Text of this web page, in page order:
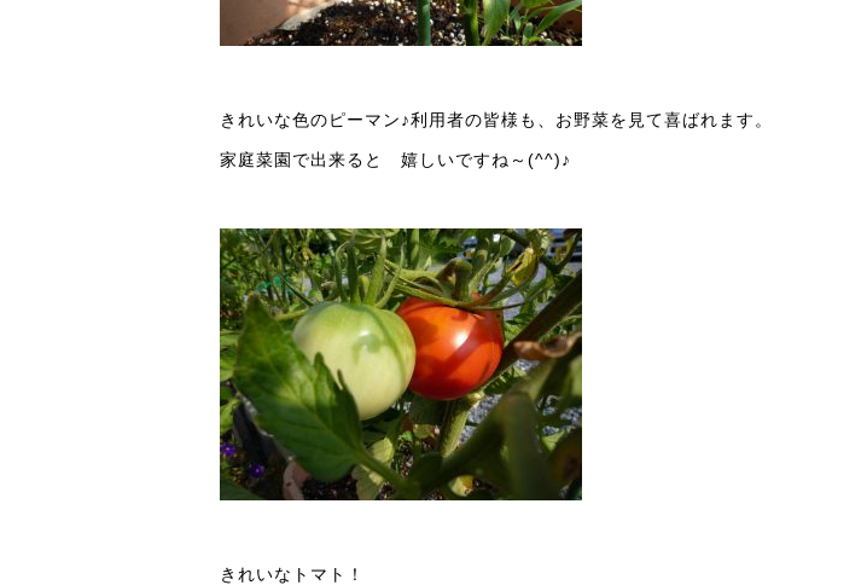
きれいな色のピーマン♪利用者の皆様も、お野菜を見て喜ばれます。
家庭菜園で出来ると 嬉しいですね～(^^)♪
きれいなトマト！